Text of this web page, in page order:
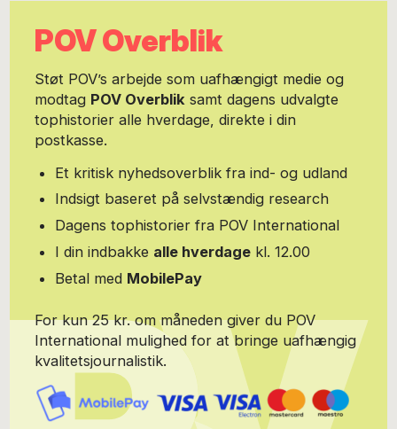
POV Overblik
Støt POV’s arbejde som uafhængigt medie og
modtag POV Overblik samt dagens udvalgte
tophistorier alle hverdage, direkte i din
postkasse.
Et kritisk nyhedsoverblik fra ind- og udland
Indsigt baseret på selvstændig research
Dagens tophistorier fra POV International
I din indbakke alle hverdage kl. 12.00
Betal med MobilePay
For kun 25 kr. om måneden giver du POV
International mulighed for at bringe uafhængig
kvalitetsjournalistik.